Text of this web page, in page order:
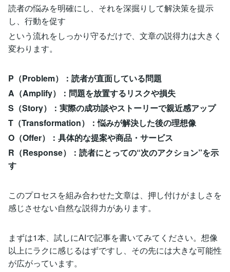
読者の悩みを明確にし、それを深掘りして解決策を提示
し、行動を促す
という流れをしっかり守るだけで、文章の説得力は大きく
変わります。
P（Problem）：読者が直面している問題
A（Amplify）：問題を放置するリスクや損失
S（Story）：実際の成功談やストーリーで親近感アップ
T（Transformation）：悩みが解決した後の理想像
O（Offer）：具体的な提案や商品・サービス
R（Response）：読者にとっての“次のアクション”を示
す
このプロセスを組み合わせた文章は、押し付けがましさを
感じさせない自然な説得力があります。
まずは1本、試しにAIで記事を書いてみてください。想像
以上にラクに感じるはずですし、その先には大きな可能性
が広がっています。